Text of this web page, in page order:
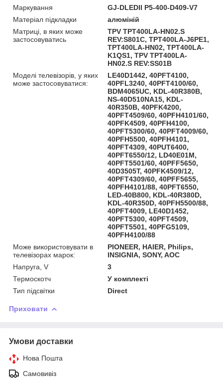
Маркування
GJ-DLEDII P5-400-D409-V7
Матеріал підкладки
алюміній
Матриці, в яких може
застосовуватись
TPV TPT400LA-HN02.S
REV:S801C, TPT400LA-J6PE1,
TPT400LA-HN02, TPT400LA-
K1QS1, TPV TPT400LA-
HN02.S REV:SS01B
Моделі телевізорів, у яких
може застосовуватися:
LE40D1442, 40PFT4100,
40PFL3240, 40PFT4100/60,
BDM4065UC, KDL-40R380B,
NS-40D510NA15, KDL-
40R350B, 40PFK4200,
40PFT4509/60, 40PFH4101/60,
40PFK4509, 40PFH4100,
40PFT5300/60, 40PFT4009/60,
40PFH5500, 40PFH4101,
40PFT4309, 40PUT6400,
40PFT6550/12, LD40E01M,
40PFT5501/60, 40PFF5650,
40D3505T, 40PFK4509/12,
40PFT4309/60, 40PFF5655,
40PFH4101/88, 40PFT6550,
LED-40B800, KDL-40R380D,
KDL-40R350D, 40PFH5500/88,
40PFT4009, LE40D1452,
40PFT5300, 40PFT4509,
40PFT5501, 40PFG5109,
40PFH4100/88
Може використовувати в
телевізорах марок:
PIONEER, HAIER, Philips,
INSIGNIA, SONY, AOC
Напруга, V
3
Термоскотч
У комплекті
Тип підсвітки
Direct
Приховати
Умови доставки
Нова Пошта
Самовивіз